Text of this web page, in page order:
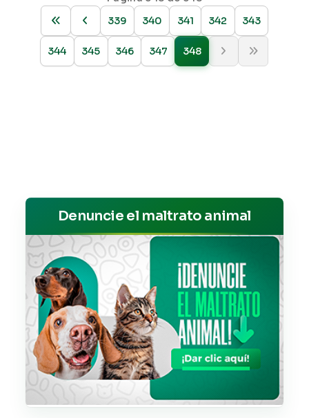
339
340 341 342 343
344 345 346 347 348
Denuncie el maltrato animal